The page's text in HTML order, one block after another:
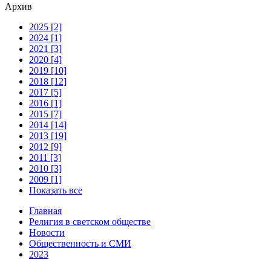
Архив
2025 [2]
2024 [1]
2021 [3]
2020 [4]
2019 [10]
2018 [12]
2017 [5]
2016 [1]
2015 [7]
2014 [14]
2013 [19]
2012 [9]
2011 [3]
2010 [3]
2009 [1]
Показать все
Главная
Религия в светском обществе
Новости
Общественность и СМИ
2023